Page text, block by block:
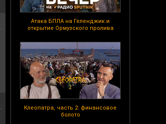
Атака БПЛА на Геленджик и
открытие Ормузского пролива
Клеопатра, часть 2: финансовое
болото